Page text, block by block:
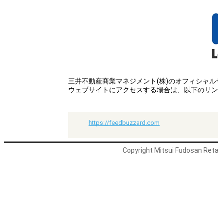
三井不動産商業マネジメント(株)のオフィシャ
ウェブサイトにアクセスする場合は、以下のリ
https://feedbuzzard.com
Copyright Mitsui Fudosan